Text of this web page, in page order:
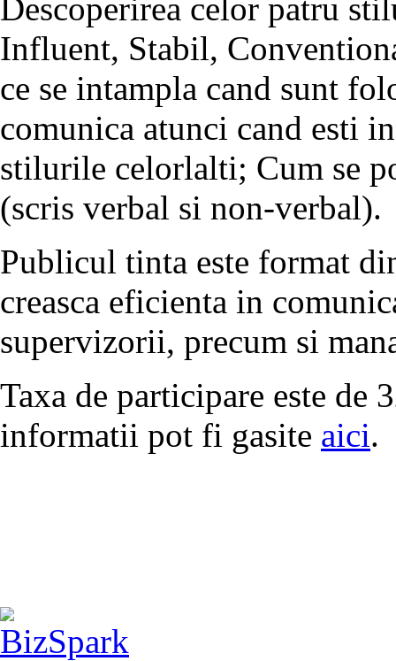
Descoperirea celor patru
Influent, Stabil,
ce se intampla cand sunt
comunica atunci cand esti
stilurile celorlalti; Cum se
(scris verbal si non-verbal).
Publicul tinta este format
creasca eficienta in
supervizorii, precum si
Taxa de participare este de
informatii pot fi gasite aici.